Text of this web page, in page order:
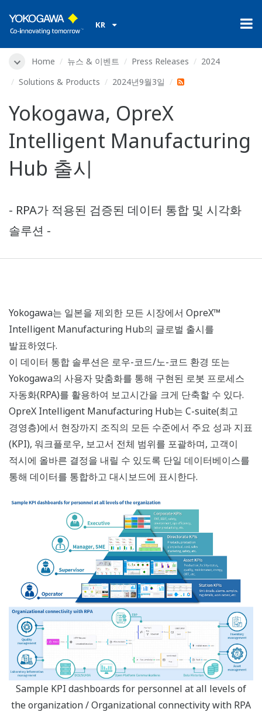
KR
Home 뉴스 & 이벤트 Press Releases
2024
Solutions & Products
2024년9월3일
Yokogawa, OpreX
Intelligent Manufacturing
Hub 출시
- RPA가 적용된 검증된 데이터 통합 및 시각화
솔루션 -
Yokogawa는 일본을 제외한 모든 시장에서 OpreX™
Intelligent Manufacturing Hub의 글로벌 출시를
발표하였다.
이 데이터 통합 솔루션은 로우-코드/노-코드 환경 또는
Yokogawa의 사용자 맞춤화를 통해 구현된 로봇 프로세스
자동화(RPA)를 활용하여 보고시간을 크게 단축할 수 있다.
OpreX Intelligent Manufacturing Hub는 C-suite(최고
경영층)에서 현장까지 조직의 모든 수준에서 주요 성과 지표
(KPI), 워크플로우, 보고서 전체 범위를 포괄하며, 고객이
적시에 올바른 결정을 내릴 수 있도록 단일 데이터베이스를
통해 데이터를 통합하고 대시보드에 표시한다.
Sample KPI dashboards for personnel at all levels of
the organization / Organizational connectivity with RPA